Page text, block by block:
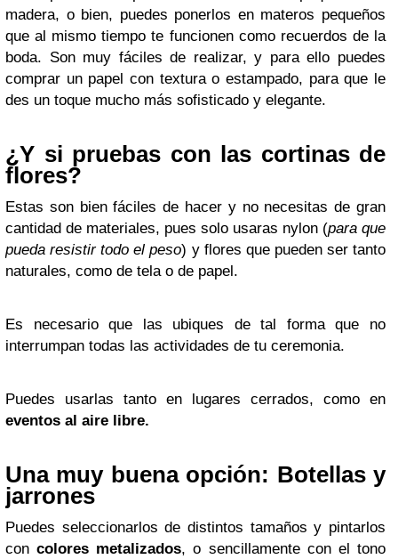
madera, o bien, puedes ponerlos en materos pequeños
que al mismo tiempo te funcionen como recuerdos de la
boda. Son muy fáciles de realizar, y para ello puedes
comprar un papel con textura o estampado, para que le
des un toque mucho más sofisticado y elegante.
¿Y si pruebas con las cortinas de
flores?
Estas son bien fáciles de hacer y no necesitas de gran
cantidad de materiales, pues solo usaras nylon (para que
pueda resistir todo el peso) y flores que pueden ser tanto
naturales, como de tela o de papel.
Es necesario que las ubiques de tal forma que no
interrumpan todas las actividades de tu ceremonia.
Puedes usarlas tanto en lugares cerrados, como en
eventos al aire libre.
Una muy buena opción: Botellas y
jarrones
Puedes seleccionarlos de distintos tamaños y pintarlos
concolores metalizados, o sencillamente con el tono